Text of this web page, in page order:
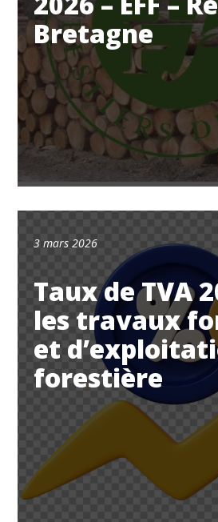
Bretagne
3 mars 2026
Taux de TVA
les travaux
et
forestière